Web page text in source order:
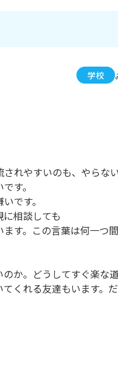
学校
れやすいのも、やらな
す。
です。
相談しても
す。この言葉は何一つ
か。どうしてすぐ楽な
くれる友達もいます。